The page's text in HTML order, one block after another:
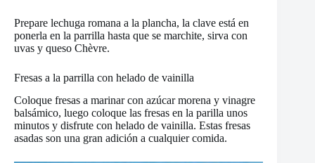
Prepare lechuga romana a la plancha, la clave está en
ponerla en la parrilla hasta que se marchite, sirva con
uvas y queso Chèvre.
Fresas a la parrilla con helado de vainilla
Coloque fresas a marinar con azúcar morena y vinagre
balsámico, luego coloque las fresas en la parilla unos
minutos y disfrute con helado de vainilla. Estas fresas
asadas son una gran adición a cualquier comida.